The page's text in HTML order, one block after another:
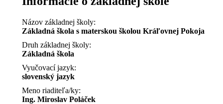
Názov základnej školy:
Základná škola s materskou školou Kráľovnej Pokoja
Druh základnej školy:
Základná škola
Vyučovací jazyk:
slovenský jazyk
Meno riaditeľa/ky:
Ing. Miroslav Poláček